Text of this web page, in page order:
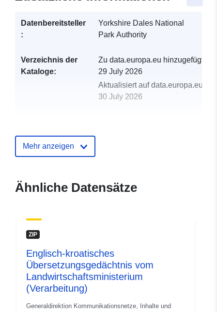
Datenbereitsteller
:
Yorkshire Dales National
Park Authority
Verzeichnis der
Kataloge:
Zu data.europa.eu hinzugefügt:
29 July 2026
Aktualisiert auf data.europa.eu:
30 July 2026
Mehr anzeigen
Ähnliche Datensätze
ZIP
Englisch-kroatisches
Übersetzungsgedächtnis vom
Landwirtschaftsministerium
(Verarbeitung)
Generaldirektion Kommunikationsnetze, Inhalte und